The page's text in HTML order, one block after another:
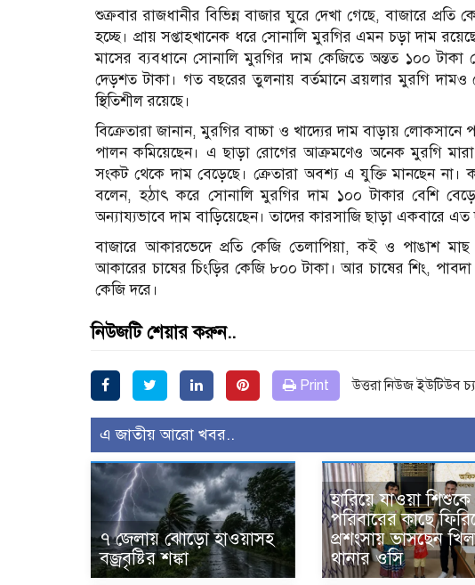
শুক্রবার রাজধানীর বিভিন্ন বাজার ঘুরে দেখা গেছে, বাজারে
হচ্ছে। প্রায় সপ্তাহখানেক ধরে সোনালি মুরগির এমন চড়া দাম
মাসের ব্যবধানে সোনালি মুরগির দাম কেজিতে অন্তত ১০০ টাকা
দেড়শত টাকা। গত বছরের তুলনায় বর্তমানে ব্রয়লার মুরগি দামও
স্থিতিশীল রয়েছে।
বিক্রেতারা জানান, মুরগির বাচ্চা ও খাদ্যের দাম বাড়ায়
পালন কমিয়েছেন। এ ছাড়া রোগের আক্রমণেও অনেক মুরগি
সংকট থেকে দাম বেড়েছে। ক্রেতারা অবশ্য এ যুক্তি মানছেন
বলেন, হঠাৎ করে সোনালি মুরগির দাম ১০০ টাকার বেশি
অন্যায্যভাবে দাম বাড়িয়েছেন। তাদের কারসাজি ছাড়া একবারে
বাজারে আকারভেদে প্রতি কেজি তেলাপিয়া, কই ও পাঙাশ মাছ
আকারের চাষের চিংড়ির কেজি ৮০০ টাকা। আর চাষের শিং,
কেজি দরে।
নিউজটি শেয়ার করুন..
Print উত্তরা নিউজ ইউটিউব
এ জাতীয় আরো খবর..
৭ জেলায় ঝোড়ো হাওয়াসহ
বজ্রবৃষ্টির শঙ্কা
হারিয়ে যাওয়া শিশুকে
পরিবারের কাছে
প্রশংসায় ভাসছেন
থানার ওসি